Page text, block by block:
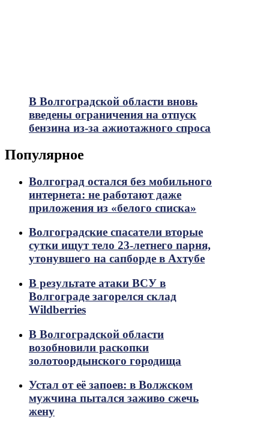
В Волгоградской области вновь
введены ограничения на отпуск
бензина из-за ажиотажного спроса
Популярное
Волгоград остался без мобильного
интернета: не работают даже
приложения из «белого списка»
Волгоградские спасатели вторые
сутки ищут тело 23-летнего парня,
утонувшего на сапборде в Ахтубе
В результате атаки ВСУ в
Волгограде загорелся склад
Wildberries
В Волгоградской области
возобновили раскопки
золотоордынского городища
Устал от её запоев: в Волжском
мужчина пытался заживо сжечь
жену